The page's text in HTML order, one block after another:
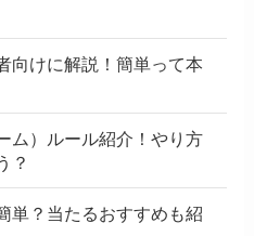
向けに解説！簡単って本
ム）ルール紹介！やり方
？
単？当たるおすすめも紹